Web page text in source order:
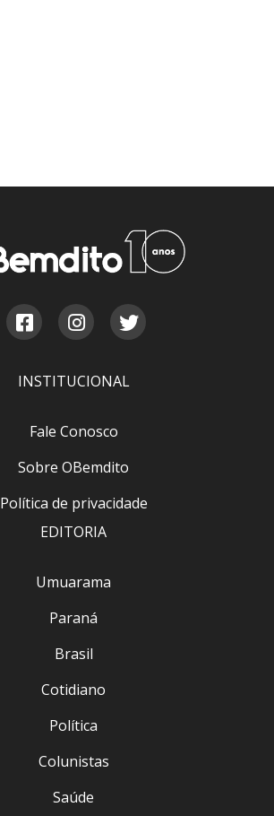
INSTITUCIONAL
Fale Conosco
Sobre OBemdito
Política de privacidade
EDITORIA
Umuarama
Paraná
Brasil
Cotidiano
Política
Colunistas
Saúde